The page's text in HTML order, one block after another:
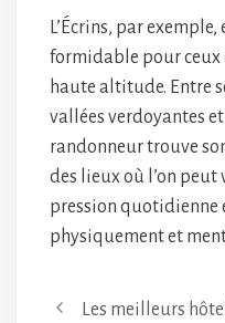
L’Écrins, par
formidable pour ceux
haute altitude. Entre
vallées verdoyantes
randonneur trouve
des lieux où l’on
pression quotidienne
physiquement et
Les meilleurs